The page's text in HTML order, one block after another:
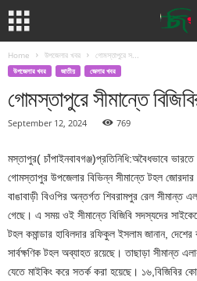
Home উপজেলার খবর গোমস্তাপুরে স...
উপজেলার খবর জাতীয় জেলার খবর
গোমস্তাপুরে সীমান্তে
September 12, 2024 769
মস্তাপুর( চাঁপাইনবাবগঞ্জ)প্রতিনিধি:অবৈধভাবে ভারতে
গোমস্তাপুর উপজেলার বিভিন্ন সীমান্তে টহল জোরদার
বাঙাবাড়ী বিওপির অন্তর্গত শিবরামপুর রেল সীমান্ত
গেছে। এ সময় ওই সীমান্তে বিজিবি সদস্যদের
টহল কমান্ডার হাবিলদার রফিকুল ইসলাম জানান, দেশের
সার্বক্ষণিক টহল অব্যাহত রয়েছে। তাছাড়া সীমান্ত
যেতে মাইকিং করে সতর্ক করা হয়েছে। ১৬,বিজিবির